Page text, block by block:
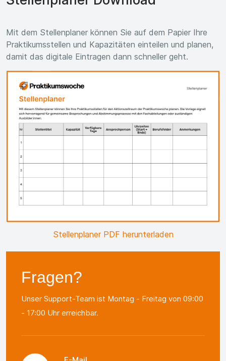
Mit dem Stellenplaner können Sie auf dem Papier Ihre
Praktikumsstellen und Kapazitäten einteilen und planen,
damit das digitale Eintragen dann schneller geht.
Stellenplaner PDF herunterladen
Fragen?
Unser Support-Team ist Montag - Freitag von 09:00
- 17:00 Uhr erreichbar.